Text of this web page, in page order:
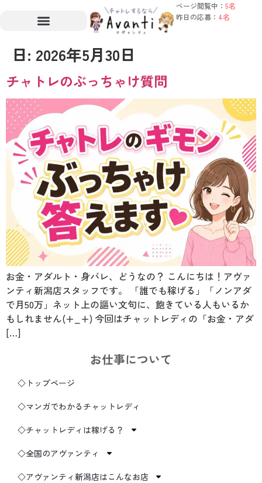
ページ閲覧中： 5名
昨日の応募： 4名
日: 2026年5月30日
チャトレのぶっちゃけ質問
お金・アダルト・身バレ、どうなの？ こんにちは！アヴァ
ンティ新潟店スタッフです。 「誰でも稼げる」「ノンアダ
で月50万」ネット上の謳い文句に、飽きている人もいるか
もしれません(+_+) 今回はチャットレディの「お金・アダ
[…]
お仕事について
◇トップページ
◇マンガでわかるチャットレディ
◇チャットレディは稼げる？
◇全国のアヴァンティ
◇アヴァンティ新潟店はこんなお店